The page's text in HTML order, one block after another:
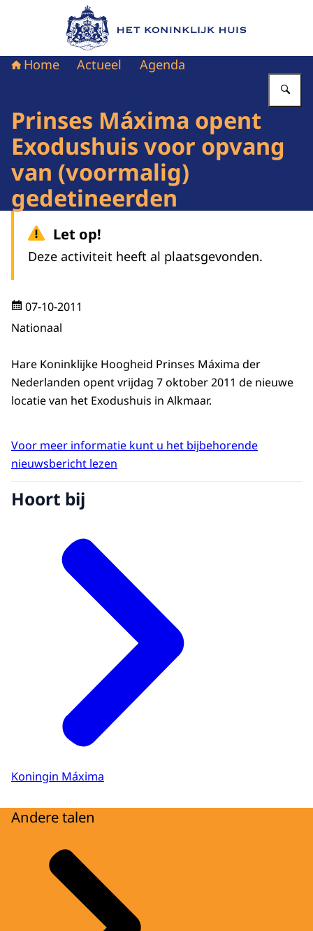
Naar de homepage van Het Koninklijk Huis
Home Actueel Agenda
Prinses Máxima opent
Exodushuis voor opvang
van (voormalig)
gedetineerden
Let op!
Deze activiteit heeft al plaatsgevonden.
07-10-2011
Nationaal
Hare Koninklijke Hoogheid Prinses Máxima der
Nederlanden opent vrijdag 7 oktober 2011 de nieuwe
locatie van het Exodushuis in Alkmaar.
Voor meer informatie kunt u het bijbehorende
nieuwsbericht lezen
Hoort bij
Koningin Máxima
Andere talen